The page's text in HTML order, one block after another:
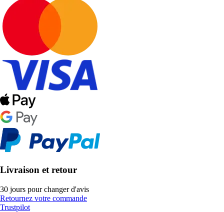
Livraison et retour
30 jours pour changer d'avis
Retournez votre commande
Trustpilot